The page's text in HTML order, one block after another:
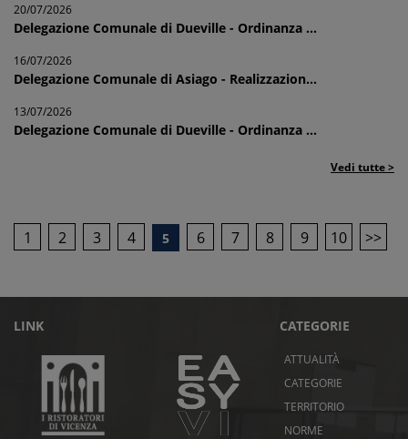
20/07/2026
Delegazione Comunale di Dueville - Ordinanza ...
16/07/2026
Delegazione Comunale di Asiago - Realizzazion...
13/07/2026
Delegazione Comunale di Dueville - Ordinanza ...
Vedi tutte >
1 2 3 4 5 6 7 8 9 10 >>
LINK CATEGORIE
ATTUALITÀ
CATEGORIE
TERRITORIO
NORME